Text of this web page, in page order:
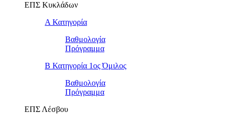
ΕΠΣ Κυκλάδων
Α Κατηγορία
Βαθμολογία
Πρόγραμμα
Β Κατηγορία 1ος Όμιλος
Βαθμολογία
Πρόγραμμα
ΕΠΣ Λέσβου